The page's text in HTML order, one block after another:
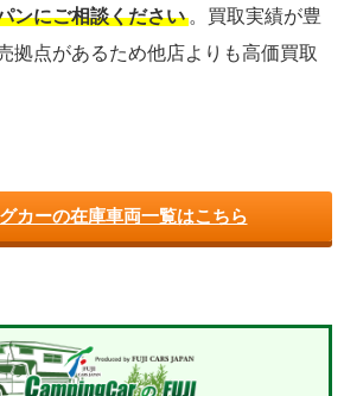
ンにご相談ください 。買取実績が豊
拠点があるため他店よりも高価買取
カーの在庫車両一覧はこちら